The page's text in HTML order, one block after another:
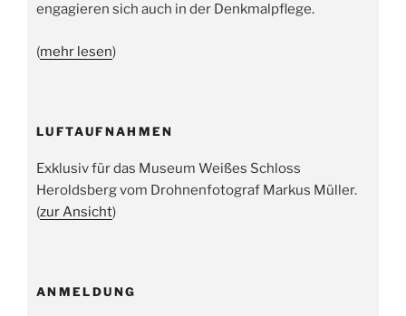
engagieren sich auch in der Denkmalpflege.
(mehr lesen)
LUFTAUFNAHMEN
Exklusiv für das Museum Weißes Schloss
Heroldsberg vom Drohnenfotograf Markus Müller.
(zur Ansicht)
ANMELDUNG